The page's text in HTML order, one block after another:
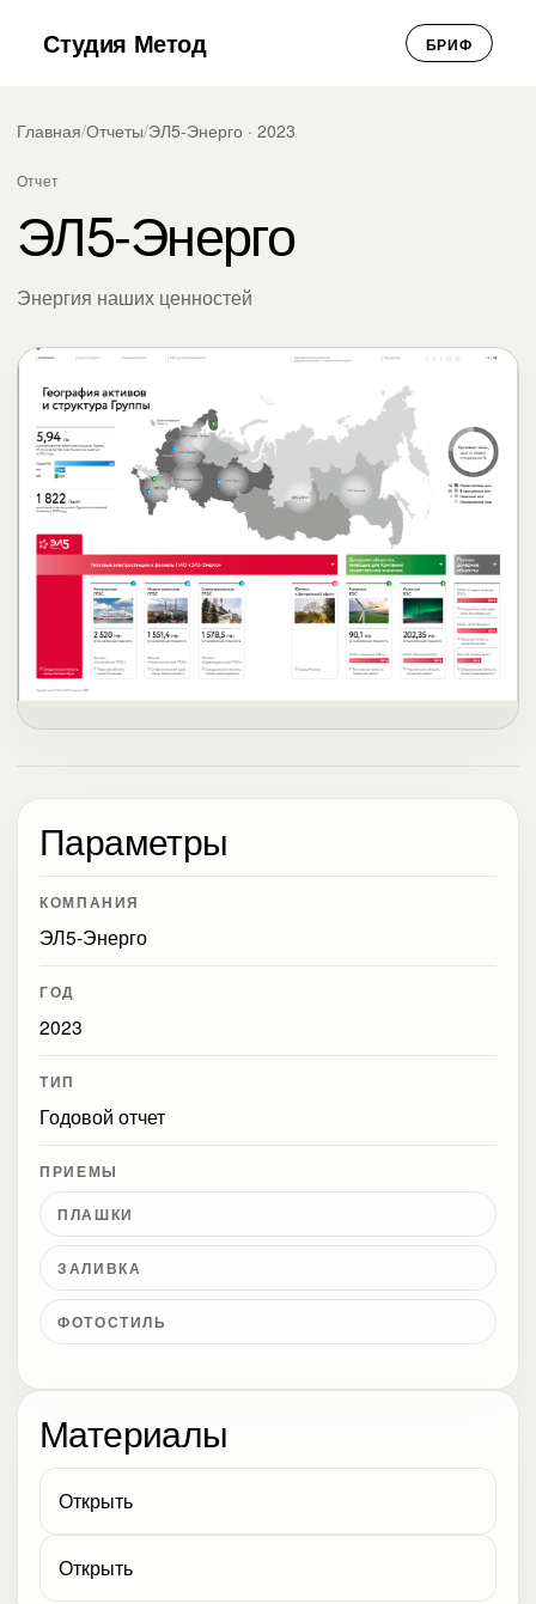
Студия Метод БРИФ
Главная/Отчеты/ЭЛ5-Энерго · 2023
Отчет
ЭЛ5-Энерго
Энергия наших ценностей
Параметры
КОМПАНИЯ
ЭЛ5-Энерго
ГОД
2023
ТИП
Годовой отчет
ПРИЕМЫ
ПЛАШКИ
ЗАЛИВКА
ФОТОСТИЛЬ
Материалы
Открыть
Открыть